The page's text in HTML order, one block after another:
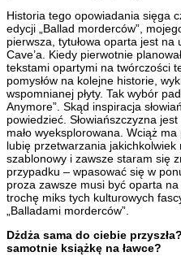
Historia tego opowiadania sięga
edycji „Ballad morderców”,
pierwsza, tytułowa oparta jest
Cave’a. Kiedy pierwotnie
tekstami opartymi na twórczości
pomysłów na kolejne historie,
wspomnianej płyty. Tak wybór
Anymore”. Skąd inspiracja
powiedzieć. Słowiańszczyzna
mało wyeksplorowana. Wciąż
lubię przetwarzania
szablonowy i zawsze staram się
przypadku – wpasować się w
proza zawsze musi być oparta
trochę miks tych kulturowych
„Balladami morderców”.
Dżdża sama do ciebie
samotnie książkę na ławce?